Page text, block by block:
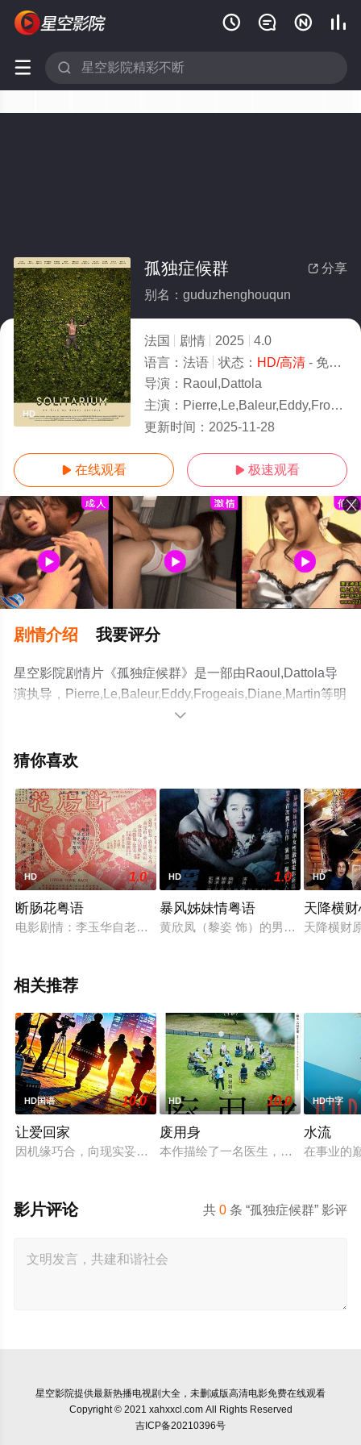
   
 
HD
 分享
孤独症候群
别名：guduzhenghouqun
法国 剧情 2025
4.0
语言： 法语 状态： HD/高清- 免费在线观看
导演： Raoul,Dattola
主演： Pierre,Le,Baleur,Eddy,Frogeais,Di
更新时间： 2025-11-28
 在线观看  极速观看
剧情介绍 我要评分
星空影院剧情片《孤独症候群》是一部由Raoul,Dattola导
演执导，Pierre,Le,Baleur,Eddy,Frogeais,Diane,Martin等明
星演员精彩演绎的法国电影，手机免费观看高清无删减完
瓣电影、电视猫或剧情网等平台了解。

猜你喜欢
HD 1.0
断肠花粤语
电影剧情：李玉华自老父退休后成家中支柱，经邻居林炳介绍
HD 1.0
暴风姊妹情粤语
黄欣凤（黎姿 饰）的男友老虎（黎
HD
天降横
天降横财
相关推荐
HD国语 10.0
让爱回家
因机缘巧合，向现实妥协的导演朱达仁萌生拍一部《河南人在
HD 10.0
废用身
本作描绘了一名医生，因一种围绕“
HD中字
水流
在事业的
共0 条 “孤独症候群” 影评
影片评论
星空影院提供最新热播电视剧大全，未删减版高清电影免费在线观看
Copyright © 2021 xahxxcl.com All Rights Reserved
吉ICP备20210396号